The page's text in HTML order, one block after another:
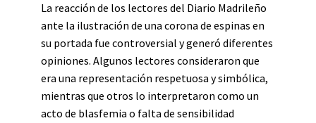
La reacción de los lectores del Diario Madrileño
ante la ilustración de una corona de espinas en
su portada fue controversial y generó diferentes
opiniones. Algunos lectores consideraron que
era una representación respetuosa y simbólica,
mientras que otros lo interpretaron como un
acto de blasfemia o falta de sensibilidad